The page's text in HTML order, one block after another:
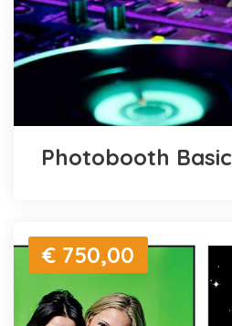
Photobooth Basic
€ 750,00